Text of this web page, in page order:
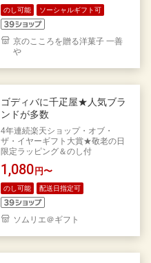
のし可能 ソーシャルギフト可
京のこころを贈る洋菓子 一善
や
ゴディバに千疋屋★人気ブラ
ンドが多数
4年連続楽天ショップ・オブ・
ザ・イヤーギフト大賞★敬老の日
限定ラッピング＆のし付
1,080 円〜
のし可能 配送日指定可
ソムリエ＠ギフト